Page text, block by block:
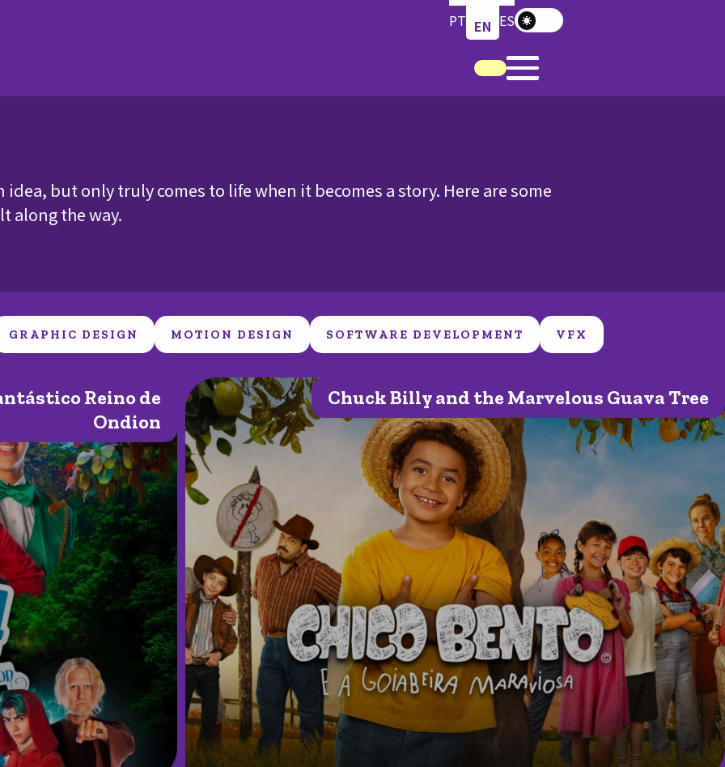
PT EN ES
but only truly comes to life when it becomes a story. Here are some
along the way.
GRAPHIC DESIGN MOTION DESIGN SOFTWARE DEVELOPMENT VFX
Reino de
Ondion
Chuck Billy and the Marvelous Guava Tree